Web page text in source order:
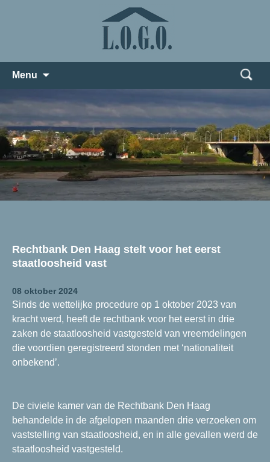
Menu
Zoeken
naar:
Rechtbank Den Haag stelt voor het eerst
staatloosheid vast
08 oktober 2024
Sinds de wettelijke procedure op 1 oktober 2023 van
kracht werd, heeft de rechtbank voor het eerst in drie
zaken de staatloosheid vastgesteld van vreemdelingen
die voordien geregistreerd stonden met ‘nationaliteit
onbekend’.
De civiele kamer van de Rechtbank Den Haag
behandelde in de afgelopen maanden drie verzoeken om
vaststelling van staatloosheid, en in alle gevallen werd de
staatloosheid vastgesteld.